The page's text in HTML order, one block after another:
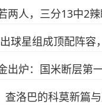
两人，三分13中2
球星组成顶配阵容
出炉：国米断层第
查洛巴的科莫新篇